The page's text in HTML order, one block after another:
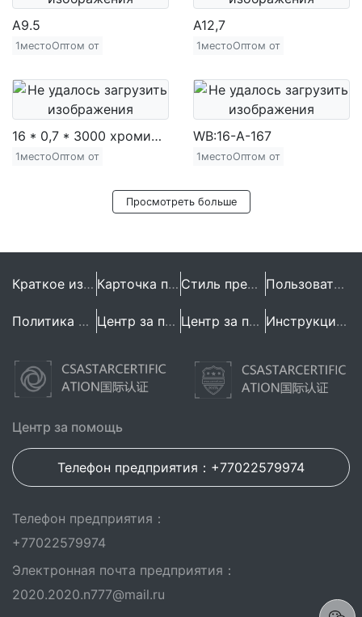
A9.5
1местоОптом от
A12,7
1местоОптом от
16 * 0,7 * 3000 хромированная железная труба (720 г)
1местоОптом от
WB:16-A-167
1местоОптом от
Просмотреть больше
Краткое изложение предприятия Карточка предприятия Стиль предприятия Пользовательское Соглашение
Политика конфиденциальности Центр за помощь Центр за помощь Инструкция по эксплуатации
Центр за помощь
Телефон предприятия：+77022579974
Телефон предприятия：
+77022579974
Электронная почта предприятия：
2020.2020.n777@mail.ru